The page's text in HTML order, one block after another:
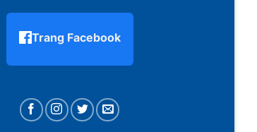
Trang Facebook